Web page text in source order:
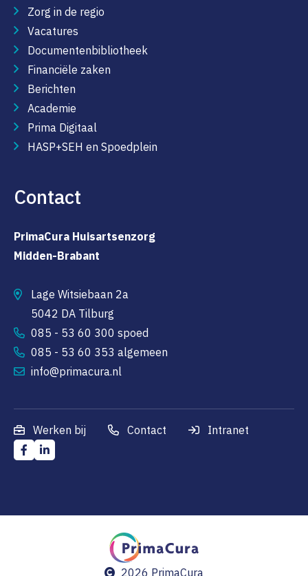
Zorg in de regio
Vacatures
Documentenbibliotheek
Financiële zaken
Berichten
Academie
Prima Digitaal
HASP+SEH en Spoedplein
Contact
PrimaCura Huisartsenzorg
Midden-Brabant
Lage Witsiebaan 2a
5042 DA Tilburg
085 - 53 60 300 spoed
085 - 53 60 353 algemeen
info@primacura.nl
Werken bij Contact Intranet
2026 PrimaCura